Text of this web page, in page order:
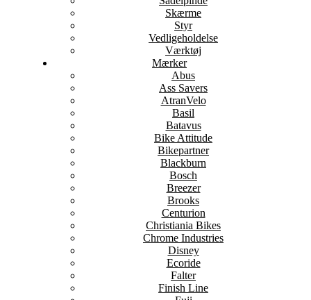
Skærme
Styr
Vedligeholdelse
Værktøj
Mærker
Abus
Ass Savers
AtranVelo
Basil
Batavus
Bike Attitude
Bikepartner
Blackburn
Bosch
Breezer
Brooks
Centurion
Christiania Bikes
Chrome Industries
Disney
Ecoride
Falter
Finish Line